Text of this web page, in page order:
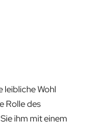
leibliche Wohl
Rolle des
ihm mit einem